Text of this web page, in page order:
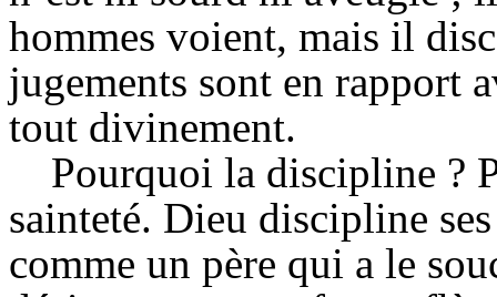
hommes voient, mais il
jugements sont en rapport
tout divinement.
Pourquoi la discipline ?
sainteté. Dieu discipline
comme un père qui a le